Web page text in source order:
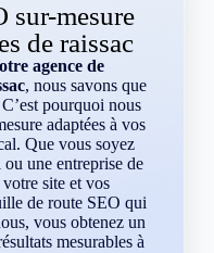
sur-mesure
de raissac
agence de
, nous savons que
pourquoi nous
adaptées à vos
Que vous soyez
une entreprise de
site et vos
de route SEO qui
vous obtenez un
mesurables à